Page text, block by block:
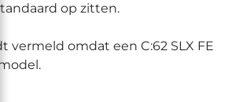
op zitten.
vermeld omdat een C:62 SLX FE